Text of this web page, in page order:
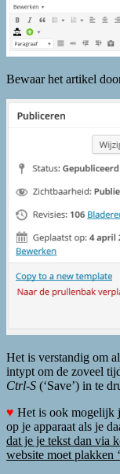
Bewaar het artikel
Het is verstandig om
intypt om de zoveel
Ctrl-S (‘Save’) in te
♥ Het is ook mogelijk
op je apparaat als je
dat je je tekst dan via
website moet plakken